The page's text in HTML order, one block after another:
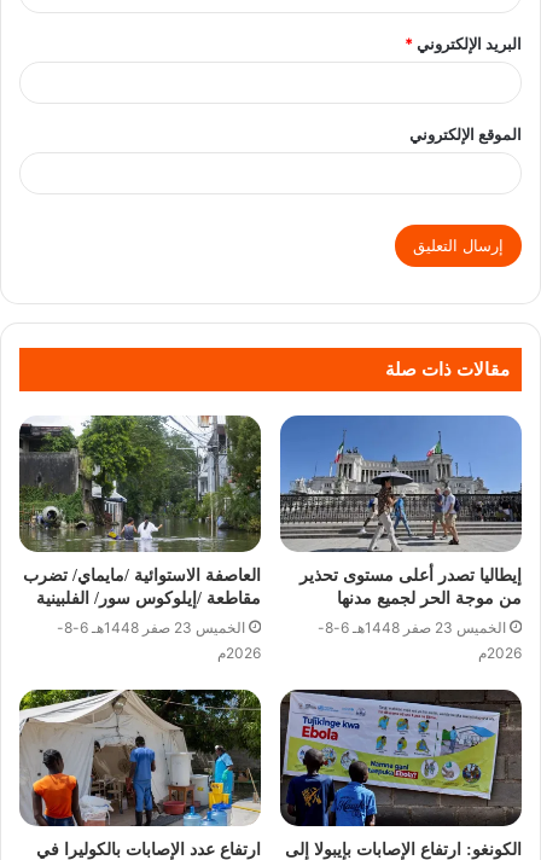
البريد الإلكتروني*
الموقع الإلكتروني
مقالات ذات صلة
إيطاليا تصدر أعلى مستوى تحذير
من موجة الحر لجميع مدنها
الخميس 23 صفر 1448هـ 6-8-
2026م
العاصفة الاستوائية /مايماي/ تضرب
مقاطعة /إيلوكوس سور/ الفلبينية
الخميس 23 صفر 1448هـ 6-8-
2026م
الكونغو: ارتفاع الإصابات بإيبولا إلى
ارتفاع عدد الإصابات بالكوليرا في